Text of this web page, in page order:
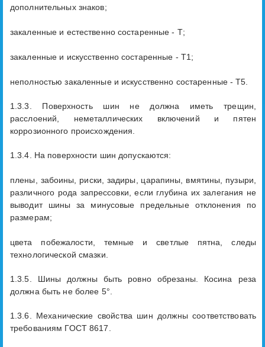
дополнительных знаков;
закаленные и естественно состаренные - Т;
закаленные и искусственно состаренные - Т1;
неполностью закаленные и искусственно состаренные - Т5.
1.3.3. Поверхность шин не должна иметь трещин,
расслоений, неметаллических включений и пятен
коррозионного происхождения.
1.3.4. На поверхности шин допускаются:
плены, забоины, риски, задиры, царапины, вмятины, пузыри,
различного рода запрессовки, если глубина их залегания не
выводит шины за минусовые предельные отклонения по
размерам;
цвета побежалости, темные и светлые пятна, следы
технологической смазки.
1.3.5. Шины должны быть ровно обрезаны. Косина реза
должна быть не более 5°.
1.3.6. Механические свойства шин должны соответствовать
требованиям ГОСТ 8617.